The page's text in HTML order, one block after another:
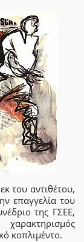
του αντιθέτου,
επαγγελία του
της ΓΣΕΕ,
κοπλιμέντο.